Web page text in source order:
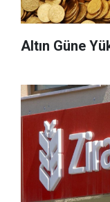
Altın Güne